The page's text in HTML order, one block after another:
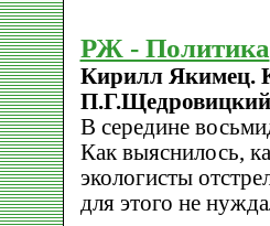
РЖ - Политика
Кирилл Якимец.
П.Г.Щедровицкий
В середине
Как выяснилось,
экологисты
для этого не